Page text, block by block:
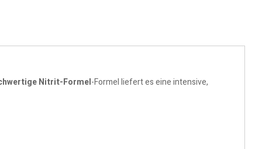
Nitrit-Formel-Formel liefert es eine intensive,